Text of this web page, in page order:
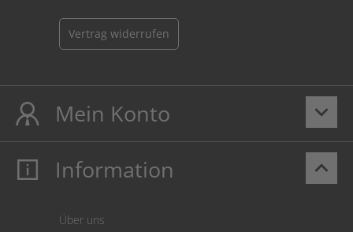
Vertrag widerrufen
keyboard_arrow_down
Mein Konto
Mein Konto
keyboard_arrow_up
Information
Über uns